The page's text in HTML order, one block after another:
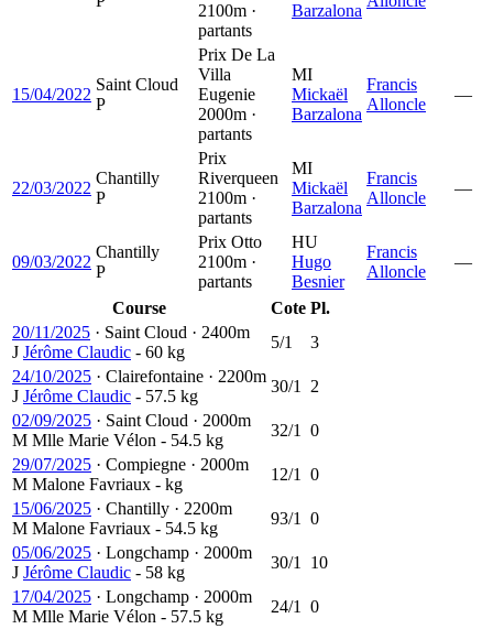
2100m ·
partants
Barzalona
15/04/2022
Saint Cloud
P
Prix De La
Villa
Eugenie
2000m ·
partants
MI
Mickaël
Barzalona
Francis
Alloncle
—
22/03/2022
Chantilly
P
Prix
Riverqueen
2100m ·
partants
MI
Mickaël
Barzalona
Francis
Alloncle
—
09/03/2022
Chantilly
P
Prix Otto
2100m ·
partants
HU
Hugo
Besnier
Francis
Alloncle
—
Course Cote Pl.
20/11/2025 · Saint Cloud · 2400m
J Jérôme Claudic - 60 kg
5/1
3
24/10/2025 · Clairefontaine · 2200m
J Jérôme Claudic - 57.5 kg
30/1
2
02/09/2025 · Saint Cloud · 2000m
M Mlle Marie Vélon - 54.5 kg
32/1
0
29/07/2025 · Compiegne · 2000m
M Malone Favriaux - kg
12/1
0
15/06/2025 · Chantilly · 2200m
M Malone Favriaux - 54.5 kg
93/1
0
05/06/2025 · Longchamp · 2000m
J Jérôme Claudic - 58 kg
30/1
10
17/04/2025 · Longchamp · 2000m
M Mlle Marie Vélon - 57.5 kg
24/1
0